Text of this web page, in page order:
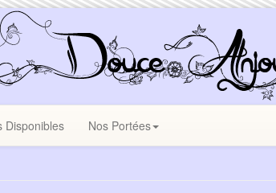
Disponibles Nos Portées